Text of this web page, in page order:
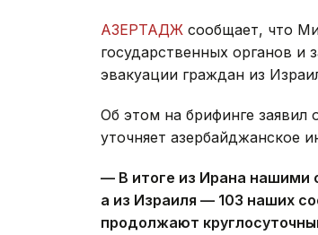
АЗЕРТАДЖ сообщает, что
государственных органов и
эвакуации граждан из
Об этом на брифинге
уточняет азербайджанское
— В итоге из Ирана нашими
а из Израиля — 103 наших
продолжают